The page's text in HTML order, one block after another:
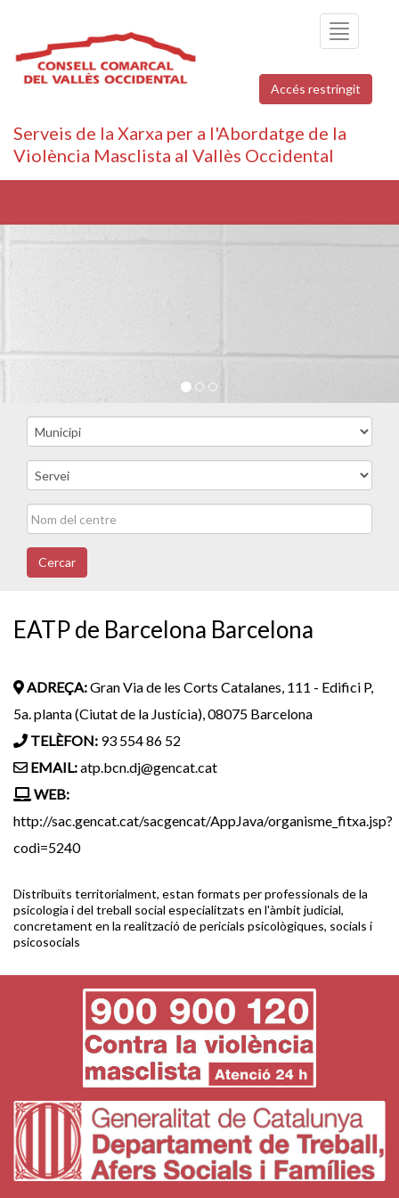
Toggle
navigation
Accés restringit
Serveis de la Xarxa per a l'Abordatge de la
Violència Masclista al Vallès Occidental
Cercar
EATP de Barcelona Barcelona
ADREÇA:Gran Via de les Corts Catalanes, 111 - Edifici P,
5a. planta (Ciutat de la Justícia), 08075 Barcelona
TELÈFON: 93 554 86 52
EMAIL:atp.bcn.dj@gencat.cat
WEB:
http://sac.gencat.cat/sacgencat/AppJava/organisme_fitxa.jsp?
codi=5240
Distribuïts territorialment, estan formats per professionals de la
psicologia i del treball social especialitzats en l'àmbit judicial,
concretament en la realització de pericials psicològiques, socials i
psicosocials